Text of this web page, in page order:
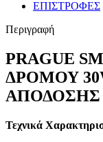
ΕΠΙΣΤΡΟΦΕΣ
Περιγραφή
PRAGUE
ΔΡΟΜΟΥ
ΑΠΟΔΟΣΗΣ
Τεχνικά